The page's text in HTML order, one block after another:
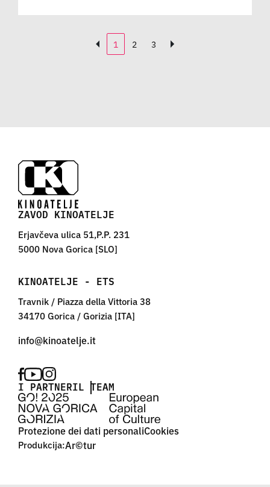
1 2 3
ZAVOD KINOATELJE
Erjavčeva ulica 51,P.P. 231
5000 Nova Gorica [SLO]
KINOATELJE - ETS
Travnik / Piazza della Vittoria 38
34170 Gorica / Gorizia [ITA]
I PARTNERIL TEAM
Protezione dei dati personaliCookies
Produkcija:Ar©tur